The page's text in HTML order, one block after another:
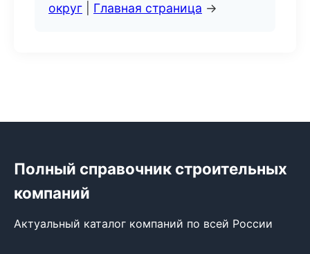
округ
Главная страница →
Полный справочник строительных
компаний
Актуальный каталог компаний по всей России